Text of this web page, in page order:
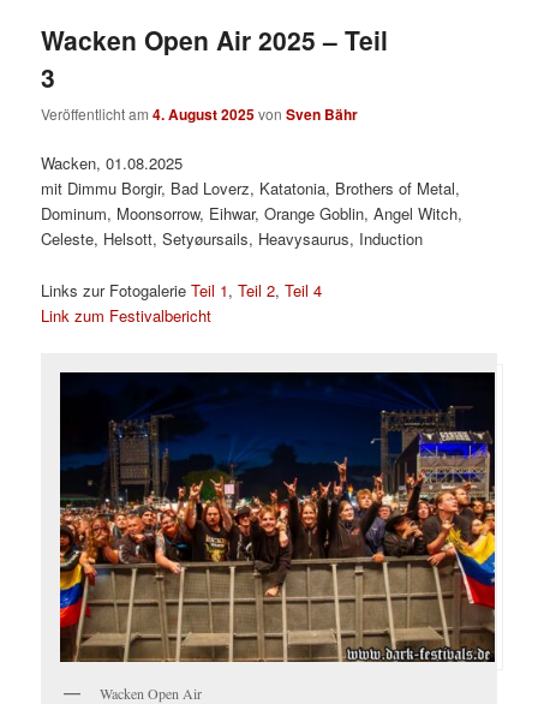
Wacken Open Air 2025 – Teil
3
Veröffentlicht am4. August 2025vonSven Bähr
Wacken, 01.08.2025
mit Dimmu Borgir, Bad Loverz, Katatonia, Brothers of Metal,
Dominum, Moonsorrow, Eihwar, Orange Goblin, Angel Witch,
Celeste, Helsott, Setyøursails, Heavysaurus, Induction
Links zur FotogalerieTeil 1,Teil 2,Teil 4
Link zum Festivalbericht
Wacken Open Air